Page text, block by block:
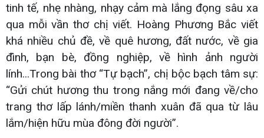
tinh tế, nhẹ nhàng, nhạy cảm mà lắng đọng sâu xa
qua mỗi vần thơ chị viết. Hoàng Phương Bắc viết
khá nhiều chủ đề, về quê hương, đất nước, về gia
đình, bạn bè, đồng nghiệp, về hình ảnh người
lính...Trong bài thơ “Tự bạch”, chị bộc bạch tâm sự:
“Gửi chút hương thu trong nắng mới đang về/cho
trang thơ lấp lánh/miền thanh xuân đã qua từ lâu
lắm/hiện hữu mùa đông đời người”.